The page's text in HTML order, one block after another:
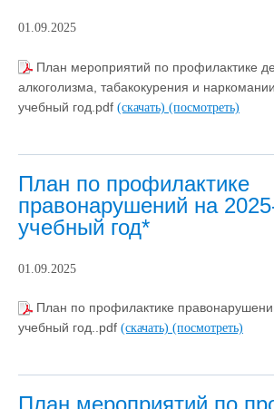
01.09.2025
План мероприятий по профилактике
алкоголизма, табакокурения и
учебный год.pdf (скачать) (посмотреть)
План по профилактике
правонарушений на
учебный год*
01.09.2025
План по профилактике
учебный год..pdf (скачать) (посмотреть)
План мероприятий по